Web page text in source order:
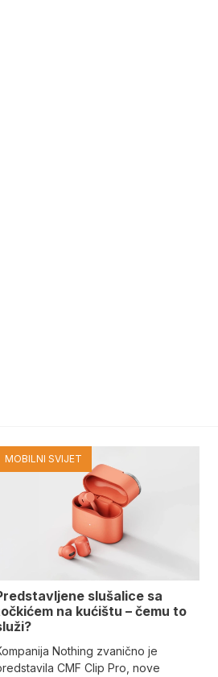
MOBILNI SVIJET
slušalice sa
na kućištu – čemu to
Nothing zvanično je
CMF Clip Pro, nove